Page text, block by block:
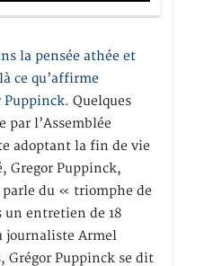
la pensée athée et
ce qu’affirme
Puppinck. Quelques
par l’Assemblée
adoptant la fin de vie
Gregor Puppinck,
parle du « triomphe de
un entretien de 18
journaliste Armel
Grégor Puppinck se dit